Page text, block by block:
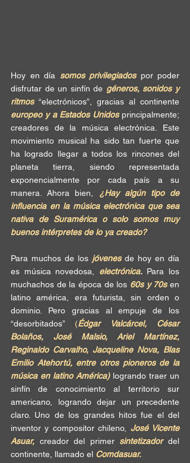
Hoy en día somos privilegiados por poder
disfrutar de un sinfín de géneros, sonidos y
ritmos “electrónicos”, gracias al continente
europeo y a Estados Unidos principalmente;
creadores de la música electrónica. Este
movimiento musical ha sido tan fuerte que
ha logrado llegar a todos los rincones del
planeta tierra, siendo representada
exponencialmente por cada país a su
manera. Ahora bien, ¿Hay algún tipo de
influencia en la música electrónica que sea
nativa de Suramérica o solo somos muy
buenos intérpretes de lo ya creado?
Para muchos de los jóvenes de hoy en día
es música novedosa, electrónica. Para los
muchachos de la época de los 60s y 70s en
latino américa, era futurista, sin orden o
dominio. Pero gracias al empuje de los
“desorbitados” (Édgar Valcárcel, César
Bolaños, José Malsio, Ariel Martínez,
Reginaldo Carvalho, Jacqueline Nova, Blas
Emilio Atehortú, entre otros pioneros de la
música en latino América) logrando traer un
sinfín de conocimiento al territorio sur
americano, logrando dejar un precedente
claro. Uno de los grandes hitos fue el del
inventor y compositor chileno, José Vicente
Asuar, creador del primer sintetizador del
continente, llamado el Comdasuar.